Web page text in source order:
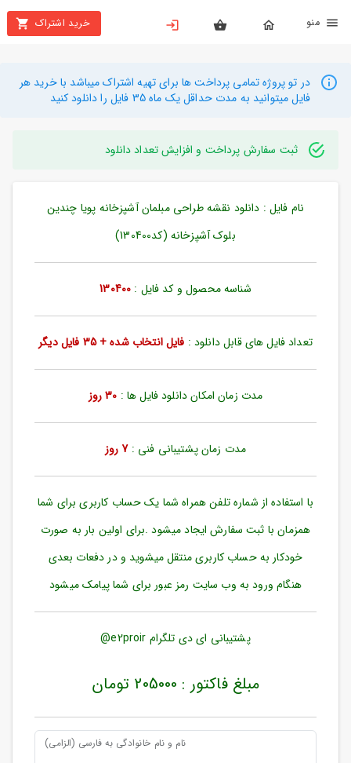
خرید اشتراک
بستن
محصولات
تهیه
راهنما
دانلود
ورود
به
بازیابی
رمز
مندی
ها
در تو پروژه تمامی پرداخت ها برای تهیه اشتراک میباشد با خرید هر
فایل میتوانید به مدت حداقل یک ماه 35 فایل را دانلود کنید
ثبت سفارش پرداخت و افزایش تعداد دانلود
نام فایل : دانلود نقشه طراحی مبلمان آشپزخانه پویا چندین
بلوک آشپزخانه (کد130400)
شناسه محصول و کد فایل : 130400
تعداد فایل های قابل دانلود : فایل انتخاب شده + 35 فایل دیگر
مدت زمان امکان دانلود فایل ها : 30 روز
مدت زمان پشتیبانی فنی :7 روز
با استفاده از شماره تلفن همراه شما یک حساب کاربری برای شما
همزمان با ثبت سفارش ایجاد میشود .برای اولین بار به صورت
خودکار به حساب کاربری منتقل میشوید و در دفعات بعدی
هنگام ورود به وب سایت رمز عبور برای شما پیامک میشود
پشتیبانی ای دی تلگرام e2proir@
مبلغ فاکتور : 205000 تومان
نام و نام خانوادگی به فارسی (الزامی)